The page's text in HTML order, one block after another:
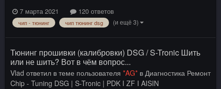
7 марта 2021
120 ответов
чип - тюнинг чип тюнинг dsg (и ещё 3)
Тюнинг прошивки (калибровки) DSG / S-Tronic Шить
или не шить? Вот в чём вопрос...
Vlad ответил в теме пользователя *AG* в Диагностика Ремонт
Chip - Tuning DSG | S-Tronic | PDK I ZF I AISIN